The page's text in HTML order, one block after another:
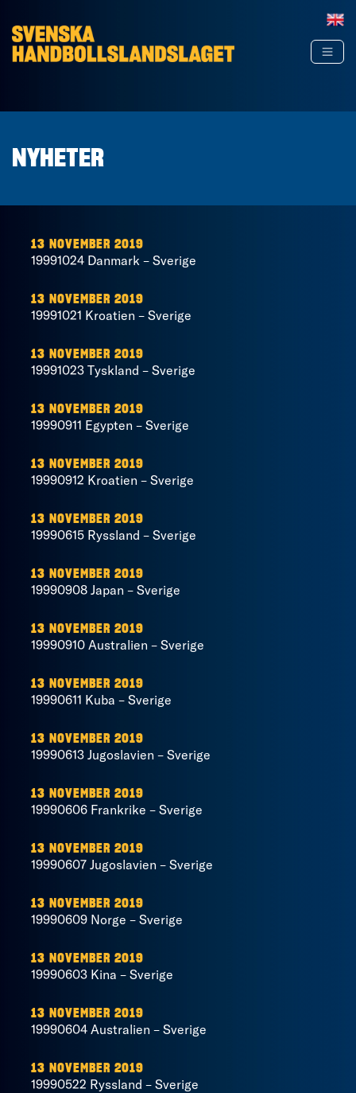
NYHETER
13 NOVEMBER 2019
19991024 Danmark – Sverige
13 NOVEMBER 2019
19991021 Kroatien – Sverige
13 NOVEMBER 2019
19991023 Tyskland – Sverige
13 NOVEMBER 2019
19990911 Egypten – Sverige
13 NOVEMBER 2019
19990912 Kroatien – Sverige
13 NOVEMBER 2019
19990615 Ryssland – Sverige
13 NOVEMBER 2019
19990908 Japan – Sverige
13 NOVEMBER 2019
19990910 Australien – Sverige
13 NOVEMBER 2019
19990611 Kuba – Sverige
13 NOVEMBER 2019
19990613 Jugoslavien – Sverige
13 NOVEMBER 2019
19990606 Frankrike – Sverige
13 NOVEMBER 2019
19990607 Jugoslavien – Sverige
13 NOVEMBER 2019
19990609 Norge – Sverige
13 NOVEMBER 2019
19990603 Kina – Sverige
13 NOVEMBER 2019
19990604 Australien – Sverige
13 NOVEMBER 2019
19990522 Ryssland – Sverige